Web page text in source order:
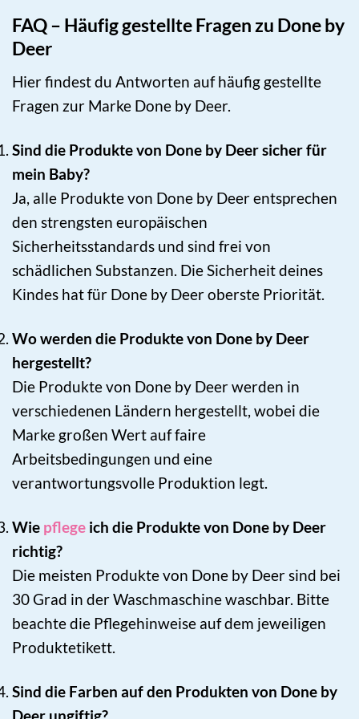
FAQ – Häufig gestellte Fragen zu Done by
Deer
Hier findest du Antworten auf häufig gestellte
Fragen zur Marke Done by Deer.
Sind die Produkte von Done by Deer sicher für
mein Baby?
Ja, alle Produkte von Done by Deer entsprechen
den strengsten europäischen
Sicherheitsstandards und sind frei von
schädlichen Substanzen. Die Sicherheit deines
Kindes hat für Done by Deer oberste Priorität.
Wo werden die Produkte von Done by Deer
hergestellt?
Die Produkte von Done by Deer werden in
verschiedenen Ländern hergestellt, wobei die
Marke großen Wert auf faire
Arbeitsbedingungen und eine
verantwortungsvolle Produktion legt.
Wie pflege ich die Produkte von Done by Deer
richtig?
Die meisten Produkte von Done by Deer sind bei
30 Grad in der Waschmaschine waschbar. Bitte
beachte die Pflegehinweise auf dem jeweiligen
Produktetikett.
Sind die Farben auf den Produkten von Done by
Deer ungiftig?